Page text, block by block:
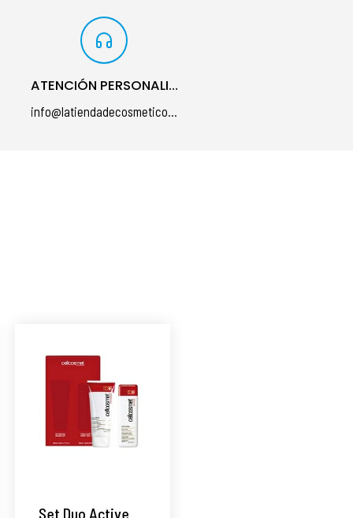
ATENCIÓN PERSONALIZADA
info@latiendadecosmeticos.com
Set Duo Active